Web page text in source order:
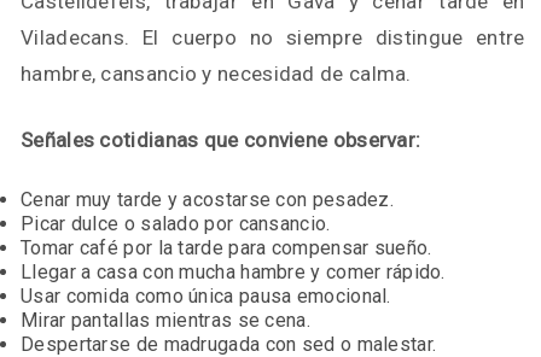
Viladecans. El cuerpo no siempre distingue entre
hambre, cansancio y necesidad de calma.
Señales cotidianas que conviene observar:
Cenar muy tarde y acostarse con pesadez.
Picar dulce o salado por cansancio.
Tomar café por la tarde para compensar sueño.
Llegar a casa con mucha hambre y comer rápido.
Usar comida como única pausa emocional.
Mirar pantallas mientras se cena.
Despertarse de madrugada con sed o malestar.